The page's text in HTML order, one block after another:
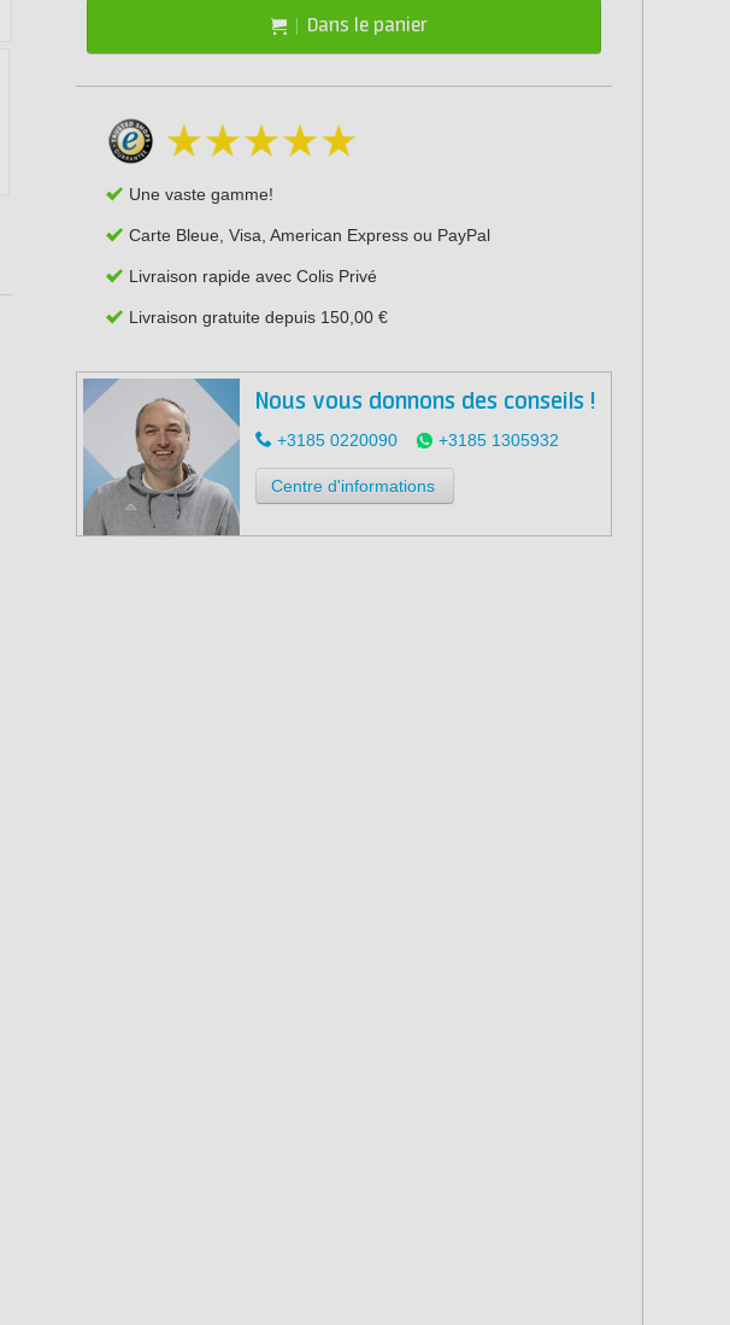
Dans le panier
Une vaste gamme!
Carte Bleue, Visa, American Express ou PayPal
Livraison rapide avec Colis Privé
Livraison gratuite depuis 150,00 €
Nous vous donnons des conseils !
+3185 0220090 +3185 1305932
Centre d'informations